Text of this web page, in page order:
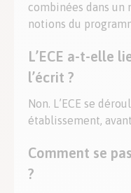
combinées dans un
notions du
L’ECE a-t-elle
l’écrit ?
Non. L’ECE se
établissement,
Comment se
?